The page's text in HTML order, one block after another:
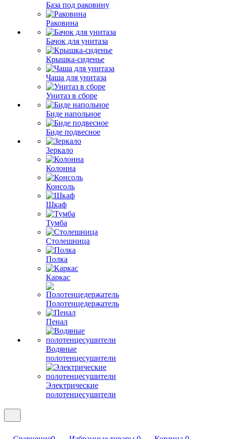
База под раковину
Раковина
Бачок для унитаза
Крышка-сиденье
Чаша для унитаза
Унитаз в сборе
Биде напольное
Биде подвесное
Зеркало
Колонна
Консоль
Шкаф
Тумба
Столешница
Полка
Каркас
Полотенцедержатель
Пенал
Водяные
полотенцесушители
Электрические
полотенцесушители